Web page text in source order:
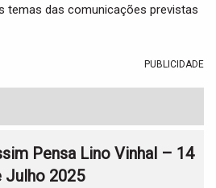
temas das comunicações previstas
PUBLICIDADE
Pensa Lino Vinhal – 14
Julho 2025